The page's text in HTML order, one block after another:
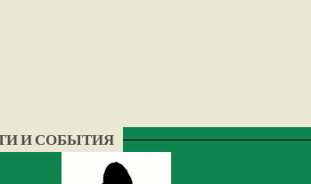
И СОБЫТИЯ